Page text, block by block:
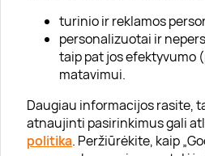
turinio ir reklamos
personalizuotai ir
taip pat jos efektyvumo
matavimui.
Daugiau informacijos rasite,
atnaujinti pasirinkimus gali
politika. Peržiūrėkite, kaip
Visi partneriai
Kontaktai
Tinklaraštis
Informacija